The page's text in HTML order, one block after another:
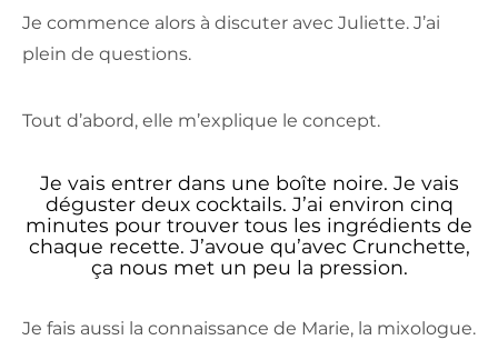
Je commence alors à discuter avec Juliette. J’ai
plein de questions.
Tout d’abord, elle m’explique le concept.
Je vais entrer dans une boîte noire. Je vais
déguster deux cocktails. J’ai environ cinq
minutes pour trouver tous les ingrédients de
chaque recette. J’avoue qu’avec Crunchette,
ça nous met un peu la pression.
Je fais aussi la connaissance de Marie, la mixologue.